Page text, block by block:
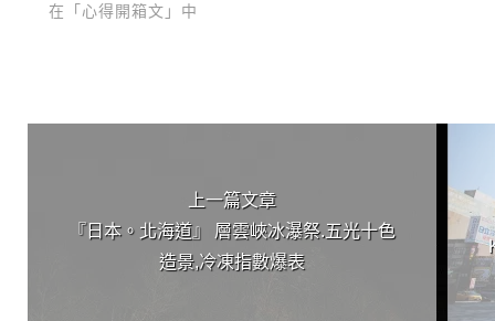
在「心得開箱文」中
上一篇文章
『日本。北海道』 層雲峽冰瀑祭.五光十色
造景,冷凍指數爆表